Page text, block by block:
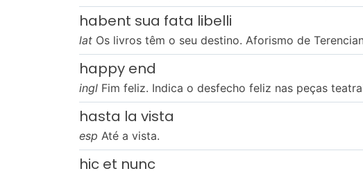
habent sua fata libelli
lat Os livros têm o seu destino. Aforismo de
happy end
ingl Fim feliz. Indica o desfecho feliz nas peças
hasta la vista
esp Até a vista.
hic et nunc